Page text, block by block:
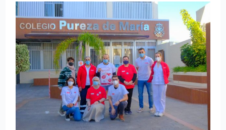
El
ICHH
celebra
dos
campañas
de
donación